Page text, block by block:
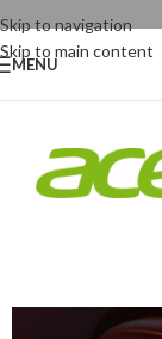
Skip to navigation
Skip to main content
MENU